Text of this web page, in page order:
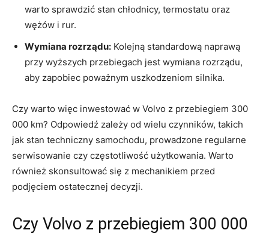
warto ⁢sprawdzić stan chłodnicy, termostatu oraz
wężów i rur.
Wymiana ⁤rozrządu: Kolejną standardową naprawą
przy wyższych przebiegach jest wymiana rozrządu,
aby​ zapobiec poważnym uszkodzeniom silnika.
Czy warto więc inwestować w Volvo z przebiegiem 300
000 km? Odpowiedź zależy od wielu czynników, takich
jak stan techniczny samochodu, prowadzone‍ regularne
serwisowanie‌ czy częstotliwość ⁤użytkowania.⁤ Warto
również skonsultować się z mechanikiem przed
podjęciem ostatecznej decyzji.
Czy Volvo z⁤ przebiegiem 300 000